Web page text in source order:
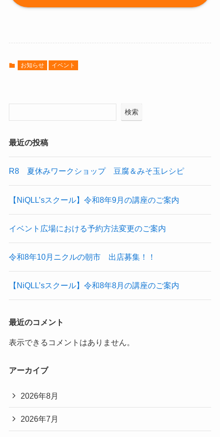
お知らせ イベント
検索
最近の投稿
R8 夏休みワークショップ 豆腐＆みそ玉レシピ
【NiQLL’sスクール】令和8年9月の講座のご案内
イベント広場における予約方法変更のご案内
令和8年10月ニクルの朝市 出店募集！！
【NiQLL’sスクール】令和8年8月の講座のご案内
最近のコメント
表示できるコメントはありません。
アーカイブ
2026年8月
2026年7月